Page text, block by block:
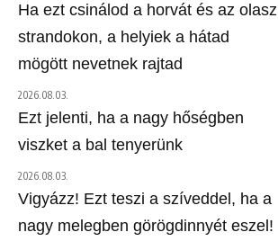
Ha ezt csinálod a horvát és az olasz
strandokon, a helyiek a hátad
mögött nevetnek rajtad
2026.08.03.
Ezt jelenti, ha a nagy hőségben
viszket a bal tenyerünk
2026.08.03.
Vigyázz! Ezt teszi a szíveddel, ha a
nagy melegben görögdinnyét eszel!